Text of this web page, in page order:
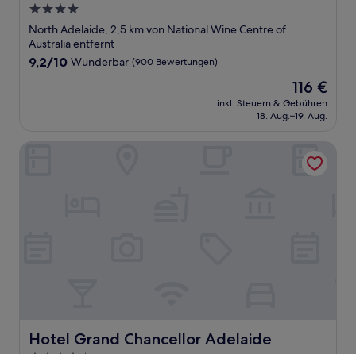
4.0-
Sterne-
Unterkunft
North Adelaide, 2,5 km von National Wine Centre of
Australia entfernt
9.2
9,2/10 Wunderbar (900 Bewertungen)
Der
Preis
beträgt
116 €
inkl. Steuern & Gebühren
18. Aug.–19. Aug.
Hotel Grand Chancellor Adelaide
Hotel Grand Chancellor Adelaide